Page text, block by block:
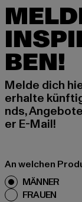
BEN!
Melde dich
erhalte
nds,
er E-Mail!
An welchen
MÄNNER
FRAUEN